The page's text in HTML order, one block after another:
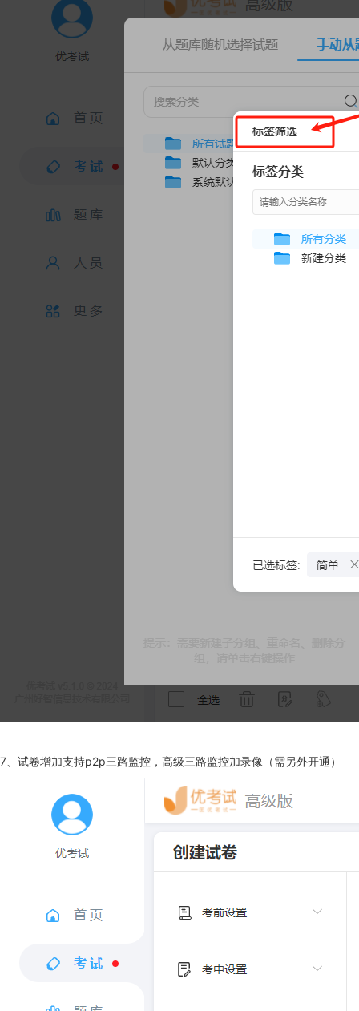
7、试卷增加支持p2p三路监控，高级三路监控加录像（需另外开通）